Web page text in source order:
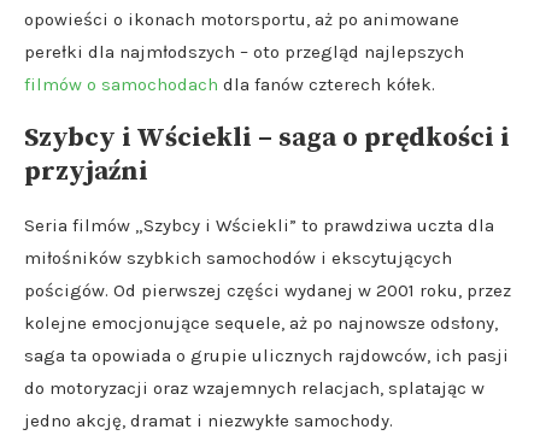
opowieści o ikonach motorsportu, aż po animowane
perełki dla najmłodszych – oto przegląd najlepszych
filmów o samochodach dla fanów czterech kółek.
Szybcy i Wściekli – saga o prędkości i
przyjaźni
Seria filmów „Szybcy i Wściekli” to prawdziwa uczta dla
miłośników szybkich samochodów i ekscytujących
pościgów. Od pierwszej części wydanej w 2001 roku, przez
kolejne emocjonujące sequele, aż po najnowsze odsłony,
saga ta opowiada o grupie ulicznych rajdowców, ich pasji
do motoryzacji oraz wzajemnych relacjach, splatając w
jedno akcję, dramat i niezwykłe samochody.